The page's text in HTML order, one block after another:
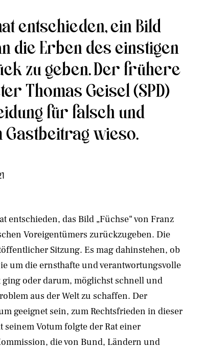
entschieden, ein Bild
die Erben des einstigen
zu geben. Der frühere
Thomas Geisel (SPD)
für falsch und
wieso.
entschieden, das Bild „Füchse“ von Franz
Voreigentümers zurückzugeben. Die
Sitzung. Es mag dahinstehen, ob
um die ernsthafte und verantwortungsvolle
oder darum, möglichst schnell und
aus der Welt zu schaffen. Der
geeignet sein, zum Rechtsfrieden in dieser
seinem Votum folgte der Rat einer
die von Bund, Ländern und